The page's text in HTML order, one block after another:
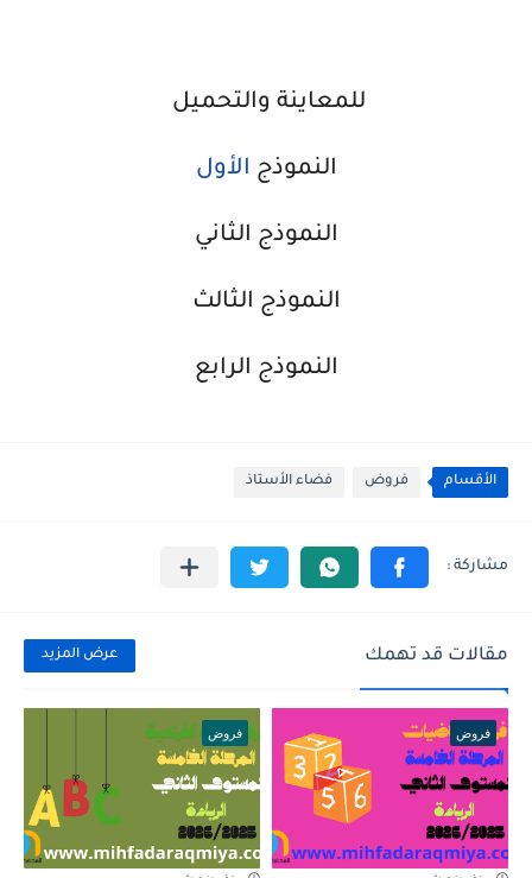
للمعاينة والتحميل
النموذج الأول
النموذج الثاني
النموذج الثالث
النموذج الرابع
الأقسام فروض فضاء الأستاذ
مقالات قد تهمك عرض المزيد
فروض فروض